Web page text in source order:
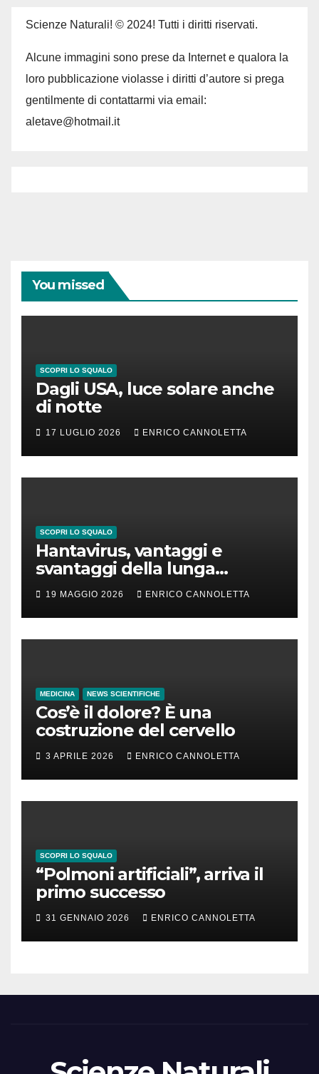
Scienze Naturali! © 2024! Tutti i diritti riservati.
Alcune immagini sono prese da Internet e qualora la
loro pubblicazione violasse i diritti d’autore si prega
gentilmente di contattarmi via email:
aletave@hotmail.it
You missed
SCOPRI LO SQUALO
Dagli USA, luce solare anche
di notte
17 LUGLIO 2026 ENRICO CANNOLETTA
SCOPRI LO SQUALO
Hantavirus, vantaggi e
svantaggi della lunga
incubazione
19 MAGGIO 2026 ENRICO CANNOLETTA
MEDICINA NEWS SCIENTIFICHE
Cos’è il dolore? È una
costruzione del cervello
3 APRILE 2026 ENRICO CANNOLETTA
SCOPRI LO SQUALO
“Polmoni artificiali”, arriva il
primo successo
31 GENNAIO 2026 ENRICO CANNOLETTA